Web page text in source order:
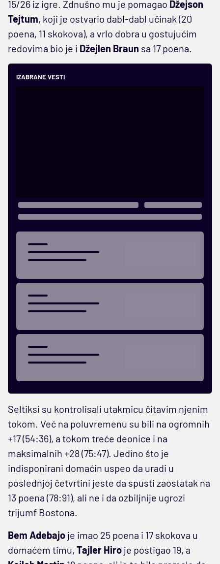
15/26 iz igre. Zdnušno mu je pomagao Džejson
Tejtum, koji je ostvario dabl-dabl učinak (20
poena, 11 skokova), a vrlo dobra u gostujućim
redovima bio je i Džejlen Braun sa 17 poena.
IZABRANE VESTI
Seltiksi su kontrolisali utakmicu čitavim njenim
tokom. Već na poluvremenu su bili na ogromnih
+17 (54:36), a tokom treće deonice i na
maksimalnih +28 (75:47). Jedino što je
indisponirani domaćin uspeo da uradi u
poslednjoj četvrtini jeste da spusti zaostatak na
13 poena (78:91), ali ne i da ozbiljnije ugrozi
trijumf Bostona.
Bem Adebajo je imao 25 poena i 17 skokova u
domaćem timu, Tajler Hiro je postigao 19, a